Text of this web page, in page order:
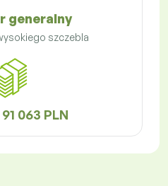
generalny
szczebla
063 PLN